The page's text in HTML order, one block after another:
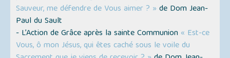
Sauveur, me défendre de Vous aimer ? » de Dom Jean-
Paul du Sault
- L’Action de Grâce après la sainte Communion « Est-ce
Vous, ô mon Jésus, qui êtes caché sous le voile du